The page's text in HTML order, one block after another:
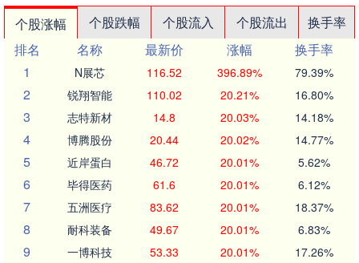
个股涨幅 个股跌幅 个股流入 个股流出
换手率
排名
名称 最新价 涨幅
换手率
1
N展芯 116.52 396.89% 79.39%
2 锐翔智能 110.02 20.21% 16.80%
3 志特新材 14.8 20.03% 14.18%
4 博腾股份 20.44 20.02% 14.77%
5 近岸蛋白 46.72 20.01% 5.62%
6 毕得医药 61.6 20.01% 6.12%
7 五洲医疗 83.62 20.01% 18.37%
8 耐科装备 49.67 20.01% 6.83%
9 一博科技 53.33 20.01% 17.26%